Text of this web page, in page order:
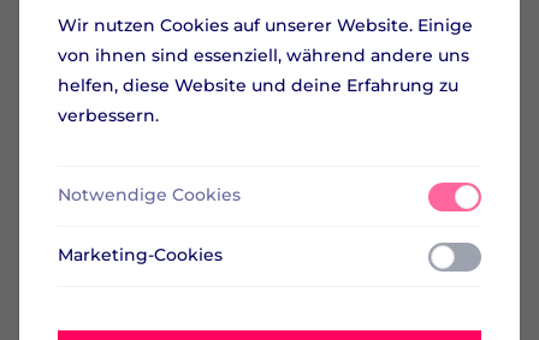
Wir nutzen Cookies auf unserer Website. Einige
von ihnen sind essenziell, während andere uns
helfen, diese Website und deine Erfahrung zu
verbessern.
Notwendige Cookies
Marketing-Cookies
Unter­nehmen zu
einem starken
Werde ein Teil der
Dein Einstieg in eine
Fassaden und Balkone
Superview
Brandschutz